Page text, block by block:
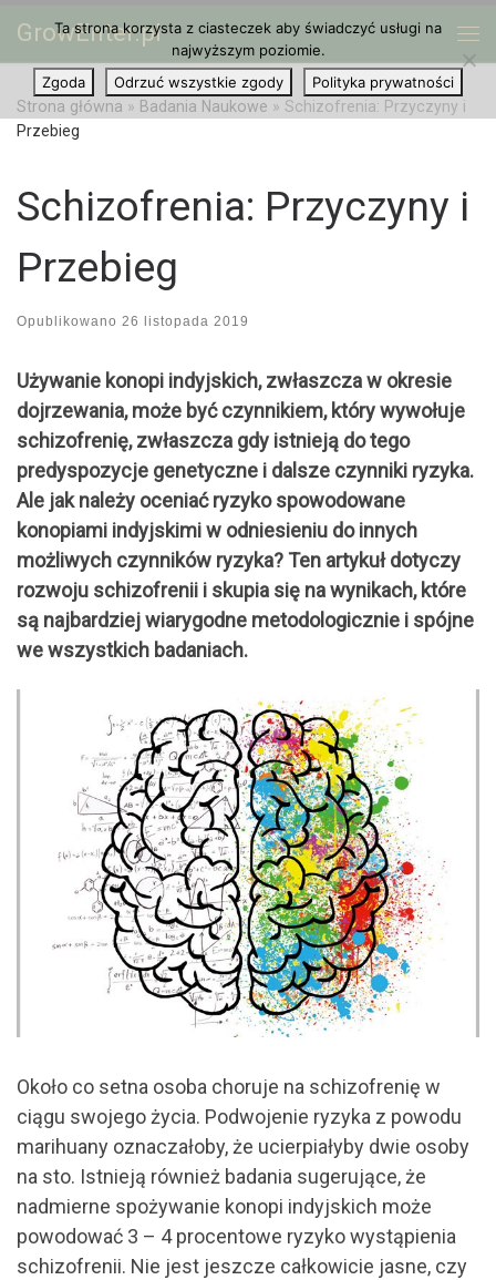
Przejdź do treści
GrowEnter.pl
Strona główna » Badania Naukowe » Schizofrenia: Przyczyny i
Przebieg
Schizofrenia: Przyczyny i
Przebieg
Opublikowano 26 listopada 2019
Używanie konopi indyjskich, zwłaszcza w okresie
dojrzewania, może być czynnikiem, który wywołuje
schizofrenię, zwłaszcza gdy istnieją do tego
predyspozycje genetyczne i dalsze czynniki ryzyka.
Ale jak należy oceniać ryzyko spowodowane
konopiami indyjskimi w odniesieniu do innych
możliwych czynników ryzyka? Ten artykuł dotyczy
rozwoju schizofrenii i skupia się na wynikach, które
są najbardziej wiarygodne metodologicznie i spójne
we wszystkich badaniach.
Około co setna osoba choruje na schizofrenię w
ciągu swojego życia. Podwojenie ryzyka z powodu
marihuany oznaczałoby, że ucierpiałyby dwie osoby
na sto. Istnieją również badania sugerujące, że
nadmierne spożywanie konopi indyjskich może
powodować 3 – 4 procentowe ryzyko wystąpienia
schizofrenii. Nie jest jeszcze całkowicie jasne, czy
Ta strona korzysta z ciasteczek aby świadczyć usługi na
najwyższym poziomie.
Zgoda
Odrzuć wszystkie zgody Polityka prywatności